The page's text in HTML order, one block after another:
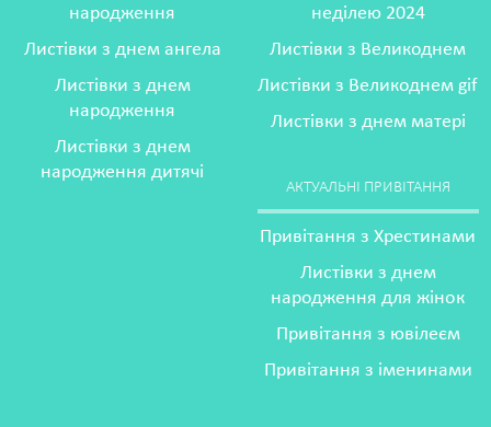
народження
Листівки з днем ангела
Листівки з днем
народження
Листівки з днем
народження дитячі
неділею 2024
Листівки з Великоднем
Листівки з Великоднем gif
Листівки з днем матері
АКТУАЛЬНІ ПРИВІТАННЯ
Привітання з Хрестинами
Листівки з днем
народження для жінок
Привітання з ювілеєм
Привітання з іменинами